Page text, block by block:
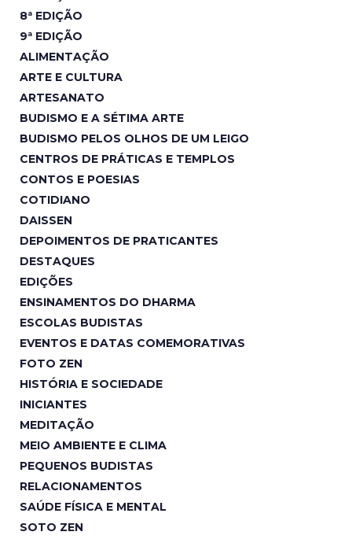
8ª EDIÇÃO
9ª EDIÇÃO
ALIMENTAÇÃO
ARTE E CULTURA
ARTESANATO
BUDISMO E A SÉTIMA ARTE
BUDISMO PELOS OLHOS DE UM LEIGO
CENTROS DE PRÁTICAS E TEMPLOS
CONTOS E POESIAS
COTIDIANO
DAISSEN
DEPOIMENTOS DE PRATICANTES
DESTAQUES
EDIÇÕES
ENSINAMENTOS DO DHARMA
ESCOLAS BUDISTAS
EVENTOS E DATAS COMEMORATIVAS
FOTO ZEN
HISTÓRIA E SOCIEDADE
INICIANTES
MEDITAÇÃO
MEIO AMBIENTE E CLIMA
PEQUENOS BUDISTAS
RELACIONAMENTOS
SAÚDE FÍSICA E MENTAL
SOTO ZEN